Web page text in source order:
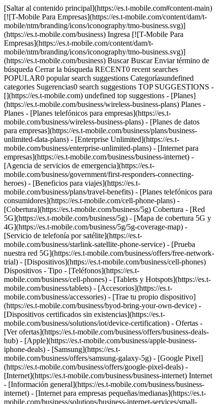
[Saltar al contenido principal](https://es.t-mobile.com#content-main)
[![T-Mobile Para Empresas](https://es.t-mobile.com/content/dam/t-
mobile/ntm/branding/icons/iconography/tmo-business.svg)]
(https://es.t-mobile.com/business) Ingresa [![T-Mobile Para
Empresas](https://es.t-mobile.com/content/dam/t-
mobile/ntm/branding/icons/iconography/tmo-business.svg)]
(https://es.t-mobile.com/business) Buscar Buscar Enviar término de
búsqueda Cerrar la búsqueda RECENT0 recent searches
POPULAR0 popular search suggestions Categoríasundefined
categories Sugerencias0 search suggestions TOP SUGGESTIONS -
[](https://es.t-mobile.com) undefined top suggestions - [Planes]
(https://es.t-mobile.com/business/wireless-business-plans) Planes -
Planes - [Planes telefónicos para empresas](https://es.t-
mobile.com/business/wireless-business-plans) - [Planes de datos
para empresas](https://es.t-mobile.com/business/plans/business-
unlimited-data-plans) - [Enterprise Unlimited](https://es.t-
mobile.com/business/enterprise-unlimited-plans) - [Internet para
empresas](https://es.t-mobile.com/business/business-internet) -
[Agencia de servicios de emergencia](https://es.t-
mobile.com/business/government/first-responders-connecting-
heroes) - [Beneficios para viajes](https://es.t-
mobile.com/business/plans/travel-benefits) - [Planes telefónicos para
consumidores](https://es.t-mobile.com/cell-phone-plans) -
[Cobertura](https://es.t-mobile.com/business/5g) Cobertura - [Red
5G](https://es.t-mobile.com/business/5g) - [Mapa de cobertura 5G y
4G](https://es.t-mobile.com/business/5g/5g-coverage-map) -
[Servicio de telefonía por satélite](https://es.t-
mobile.com/business/starlink-satellite-phone-service) - [Prueba
nuestra red 5G](https://es.t-mobile.com/business/offers/free-network-
trial) - [Dispositivos](https://es.t-mobile.com/business/cell-phones)
Dispositivos - Tipo - [Teléfonos](https://es.t-
mobile.com/business/cell-phones) - [Tablets y Hotspots](https://es.t-
mobile.com/business/tablets) - [Accesorios](https://es.t-
mobile.com/business/accessories) - [Trae tu propio dispositivo]
(https://es.t-mobile.com/business/byod-bring-your-own-device) -
[Dispositivos certificados sin existencias](https://es.t-
mobile.com/business/solutions/iot/device-certification) - Ofertas -
[Ver ofertas](https://es.t-mobile.com/business/offers/business-deals-
hub) - [Apple](https://es.t-mobile.com/business/apple-business-
iphone-deals) - [Samsung](https://es.t-
mobile.com/business/offers/samsung-galaxy-5g) - [Google Pixel]
(https://es.t-mobile.com/business/offers/google-pixel-deals) -
[Internet](https://es.t-mobile.com/business/business-internet) Internet
- [Información general](https://es.t-mobile.com/business/business-
internet) - [Internet para empresas pequeñas/medianas](https://es.t-
mobile.com/business/solutions/business-internet-services/small-